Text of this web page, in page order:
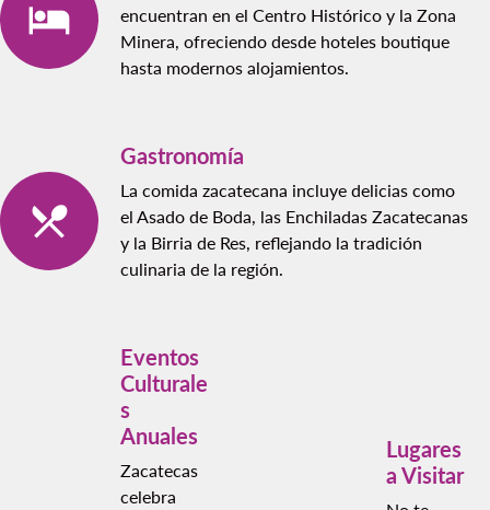
encuentran en el Centro Histórico y la Zona
Minera, ofreciendo desde hoteles boutique
hasta modernos alojamientos.
Gastronomía
La comida zacatecana incluye delicias como
el Asado de Boda, las Enchiladas Zacatecanas
y la Birria de Res, reflejando la tradición
culinaria de la región.
Eventos
Culturale
s
Anuales
Zacatecas
celebra
Lugares
a Visitar